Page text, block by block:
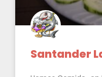
Santander